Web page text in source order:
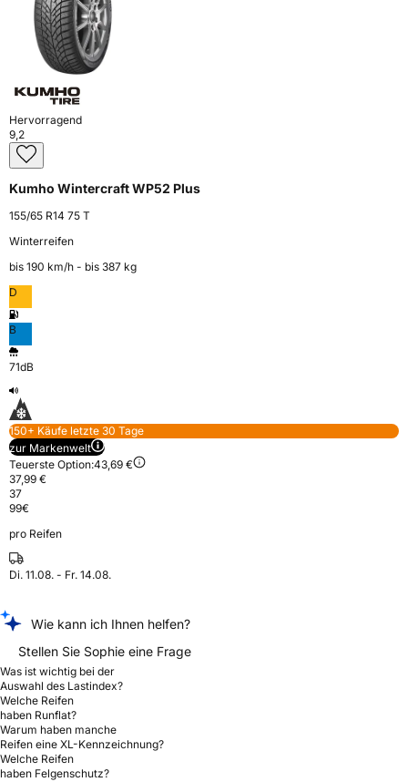
Hervorragend
9,2
Kumho Wintercraft WP52 Plus
155/65 R14 75 T
Winterreifen
bis 190 km⁠/⁠h - bis 387 kg
D
B
71dB
150+ Käufe letzte 30 Tage
zur Markenwelt
Teuerste Option:43,69 €
37,99 €
37
99€
pro Reifen
Di. 11.08. - Fr. 14.08.
Wie kann ich Ihnen helfen?
Stellen Sie Sophie eine Frage
Was ist wichtig bei der
Auswahl des Lastindex?
Welche Reifen
haben Runflat?
Warum haben manche
Reifen eine XL-Kennzeichnung?
Welche Reifen
haben Felgenschutz?